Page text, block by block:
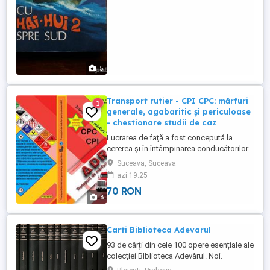
5
3
1
Transport rutier - CPI CPC: mărfuri
generale, agabaritic și periculoase
- chestionare studii de caz
Lucrarea de față a fost concepută la
cererea și în întâmpinarea conducătorilor
auto profesioniști, care pe lângă atestarea
profesională de bază, cea pentru
transport de mărfuri generale, doresc și
alte specializări mai complexe,
transport de mărfuri agabaritice și sau ...
Suceava, Suceava
azi 19:25
70 RON
Carti Biblioteca Adevarul
93 de cărți din cele 100 opere esențiale ale
colecției BIblioteca Adevărul. Noi.